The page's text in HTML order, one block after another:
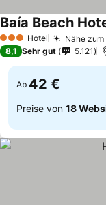
3 SterneHotel Nähe
Baía Beach
8,1 Sehr gut 5.121
Ab 42 €
Preise von 18